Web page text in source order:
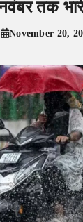
तक
November 20,